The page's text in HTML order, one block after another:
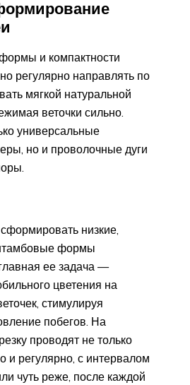
и компактности
регулярно направлять по
мягкой натуральной
веточки сильно.
универсальные
но и проволочные дуги
низкие,
формы
ее задача —
цветения на
стимулируя
побегов. На
проводят не только
и регулярно, с интервалом
чуть реже, после каждой